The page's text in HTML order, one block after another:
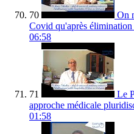
70
On
Covid qu'après
06:58
71
Le
approche médicale
01:58